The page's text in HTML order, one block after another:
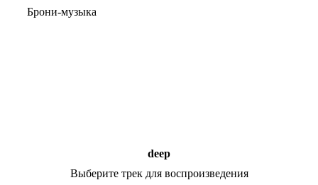
Брони-музыка
deep
Выберите трек для воспроизведения